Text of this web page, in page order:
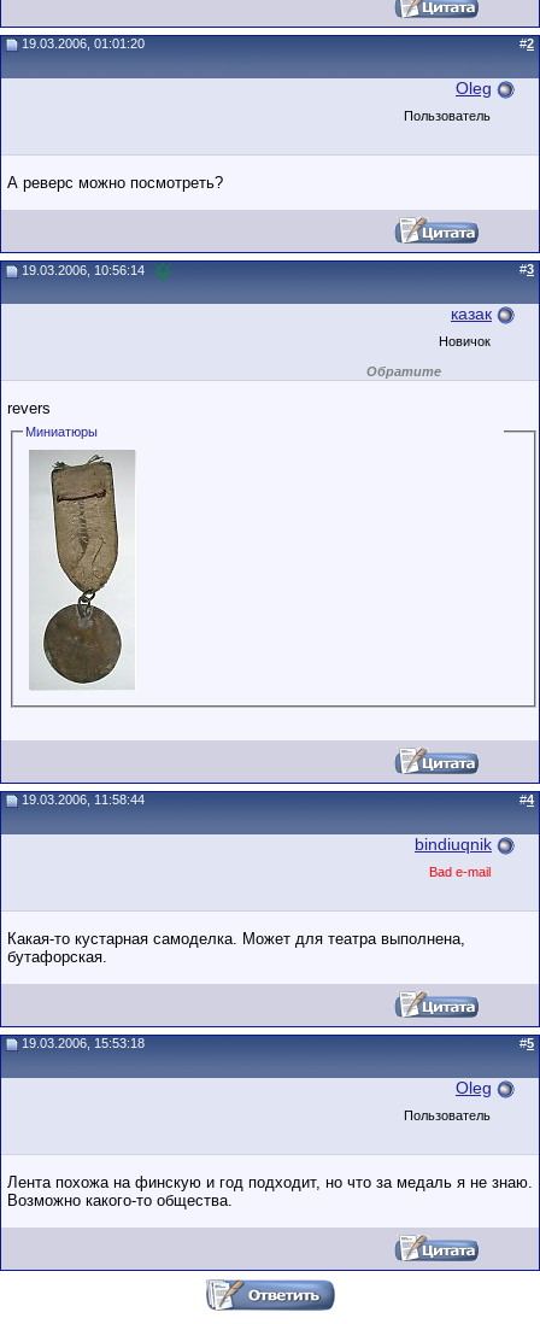
19.03.2006, 01:01:20 #2
Oleg
Пользователь
А реверс можно посмотреть?
19.03.2006, 10:56:14 #3
казак
Новичок
Обратите
внимание на
revers
Миниатюры
19.03.2006, 11:58:44 #4
bindiuqnik
Bad e-mail
Какая-то кустарная самоделка. Может для театра выполнена,
бутафорская.
19.03.2006, 15:53:18 #5
Oleg
Пользователь
Лента похожа на финскую и год подходит, но что за медаль я не знаю.
Возможно какого-то общества.